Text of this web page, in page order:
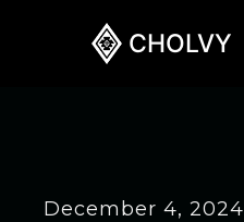
CHOLVY
December 4, 2024